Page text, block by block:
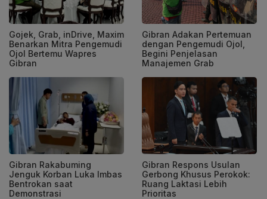
Gojek, Grab, inDrive, Maxim
Benarkan Mitra Pengemudi
Ojol Bertemu Wapres
Gibran
Gibran Adakan Pertemuan
dengan Pengemudi Ojol,
Begini Penjelasan
Manajemen Grab
Gibran Rakabuming
Jenguk Korban Luka Imbas
Bentrokan saat
Demonstrasi
Gibran Respons Usulan
Gerbong Khusus Perokok:
Ruang Laktasi Lebih
Prioritas